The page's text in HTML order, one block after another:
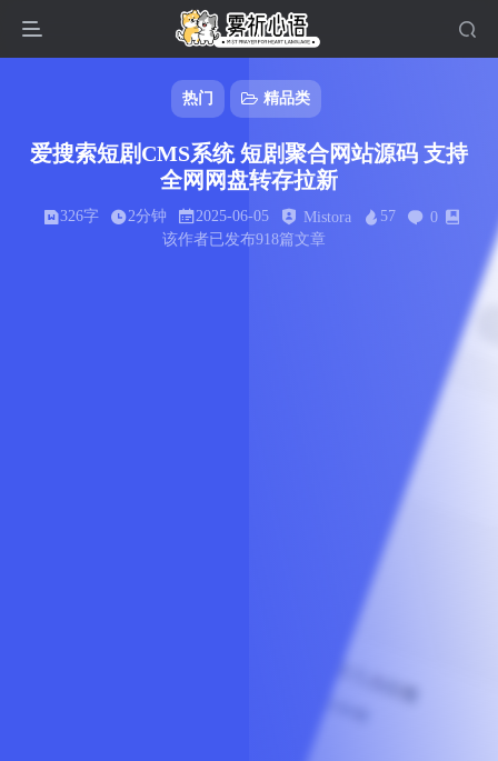
热门 精品类
爱搜索短剧CMS系统 短剧聚合网站源码 支持
全网网盘转存拉新
326字 2分钟 2025-06-05 Mistora 57
0
该作者已发布918篇文章